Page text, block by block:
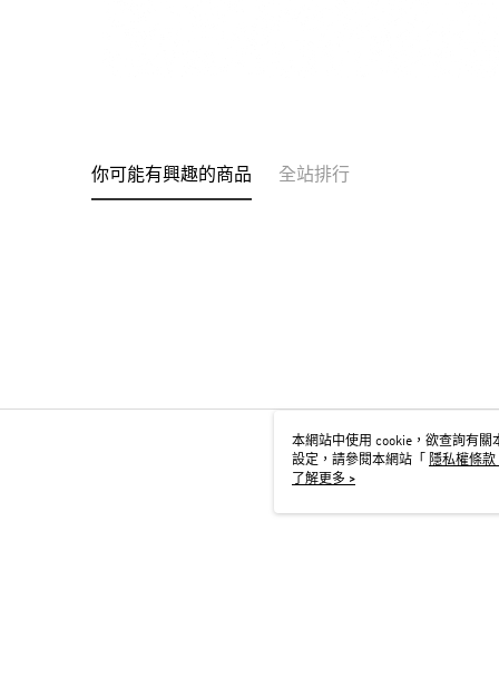
你可能有興趣的商品 全站排行
本網站中使用 cookie，欲查詢有關
設定，請參閱本網站「
隱私權條款
用 cookie。
了解更多 >